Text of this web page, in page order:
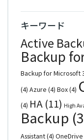
キーワード
Active
Backup
Backup for Microsoft
(4) Azure (4) Box(4)
(4) HA (11) High
Backup
Assistant(4) OneDrive